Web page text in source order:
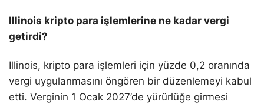
Illinois kripto para işlemlerine ne kadar vergi
getirdi?
Illinois, kripto para işlemleri için yüzde 0,2 oranında
vergi uygulanmasını öngören bir düzenlemeyi kabul
etti. Verginin 1 Ocak 2027’de yürürlüğe girmesi